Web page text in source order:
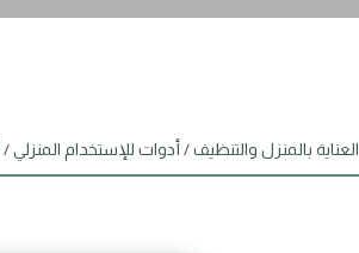
العناية بالمنزل والتنظيف/ أدوات للإستخدام المنزلي/